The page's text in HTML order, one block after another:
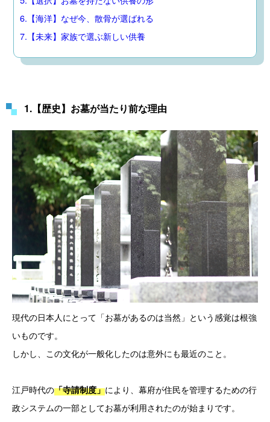
6.【海洋】なぜ今、散骨が選ばれる
7.【未来】家族で選ぶ新しい供養
1.【歴史】お墓が当たり前な理由
現代の日本人にとって「お墓があるのは当然」という感覚は根強
いものです。
しかし、この文化が一般化したのは意外にも最近のこと。
江戸時代の「寺請制度」により、幕府が住民を管理するための行
政システムの一部としてお墓が利用されたのが始まりです。